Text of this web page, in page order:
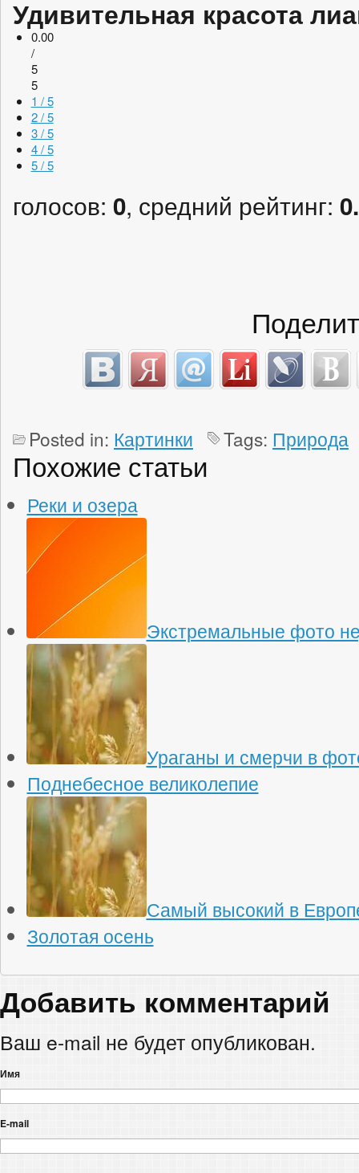
Удивительная красота
0.00
/
5
5
1 / 5
2 / 5
3 / 5
4 / 5
5 / 5
голосов: 0, средний рейтинг:
Posted in: Картинки Tags: Природа
Похожие статьи
Реки и озера
Экстремальные фото
Ураганы и смерчи в
Поднебесное великолепие
Самый высокий в
Золотая осень
Добавить комментарий
Ваш e-mail не будет опубликован.
Имя
E-mail